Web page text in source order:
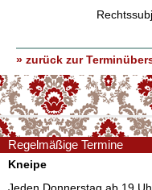
» zurück zur
Regelmäßige Termine
Kneipe